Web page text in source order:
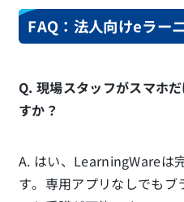
FAQ：法人向けeラー
Q. 現場スタッフがスマホ
すか？
A. はい、LearningWareは
す。専用アプリなしでも